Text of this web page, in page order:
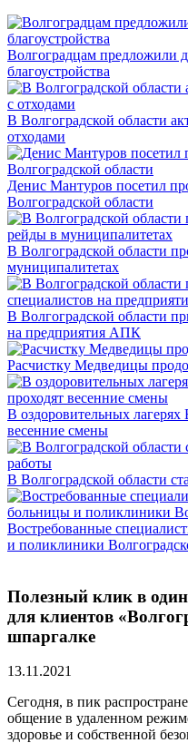
Волгоградцам предложили
благоустройства
В Волгоградской области
отходами
Денис Мантуров посетил
Волгоградской области
В Волгоградской области
муниципалитетах
В Волгоградской области
на предприятия АПК
Расчистку Медведицы
В оздоровительных лагерях
весенние смены
В Волгоградской области
Востребованные
и поликлиники
Полезный клик в
для клиентов
шпаргалке
13.11.2021
Сегодня, в пик
общение в удаленном
здоровье и собственной